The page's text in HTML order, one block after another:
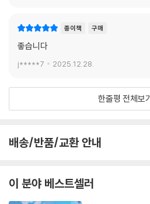
종이책 구매
좋습니다
j*****7 2025.12.28.
한줄평 전체보기
배송/반품/교환 안내
이 분야 베스트셀러